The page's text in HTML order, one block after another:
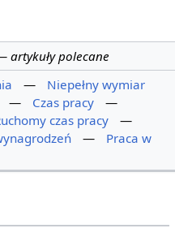
artykuły polecane
—
Niepełny wymiar
— Czas pracy
—
czas pracy
—
—
Praca w